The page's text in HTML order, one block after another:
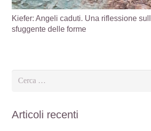
Kiefer: Angeli caduti. Una riflessione
sfuggente delle forme
Articoli recenti